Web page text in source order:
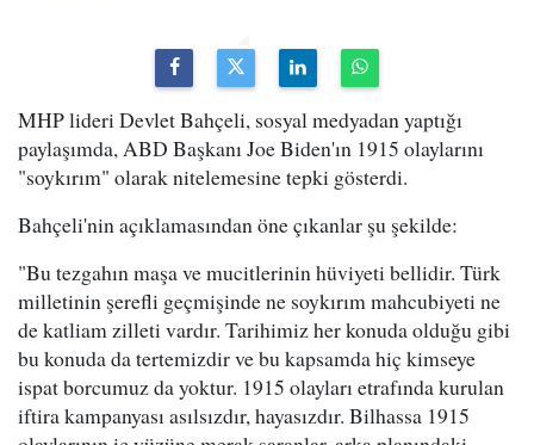
MHP lideri Devlet Bahçeli, sosyal medyadan yaptığı
paylaşımda, ABD Başkanı Joe Biden'ın 1915 olaylarını
"soykırım" olarak nitelemesine tepki gösterdi.
Bahçeli'nin açıklamasından öne çıkanlar şu şekilde:
"Bu tezgahın maşa ve mucitlerinin hüviyeti bellidir. Türk
milletinin şerefli geçmişinde ne soykırım mahcubiyeti ne
de katliam zilleti vardır. Tarihimiz her konuda olduğu gibi
bu konuda da tertemizdir ve bu kapsamda hiç kimseye
ispat borcumuz da yoktur. 1915 olayları etrafında kurulan
iftira kampanyası asılsızdır, hayasızdır. Bilhassa 1915